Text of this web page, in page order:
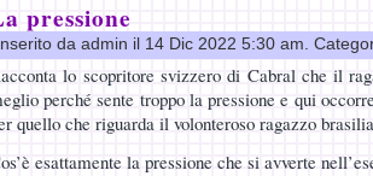
pressione
Inserito da admin il 14 Dic 2022 5:30 am.
lo scopritore svizzero di Cabral che il
perché sente troppo la pressione e qui
quello che riguarda il volonteroso ragazzo
esattamente la pressione che si avverte